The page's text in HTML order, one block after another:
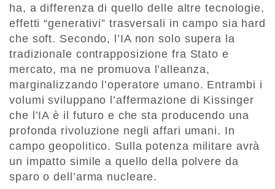
ha, a differenza di quello delle altre tecnologie,
effetti “generativi” trasversali in campo sia hard
che soft. Secondo, l’IA non solo supera la
tradizionale contrapposizione fra Stato e
mercato, ma ne promuova l’alleanza,
marginalizzando l’operatore umano. Entrambi i
volumi sviluppano l’affermazione di Kissinger
che l’IA è il futuro e che sta producendo una
profonda rivoluzione negli affari umani. In
campo geopolitico. Sulla potenza militare avrà
un impatto simile a quello della polvere da
sparo o dell’arma nucleare.